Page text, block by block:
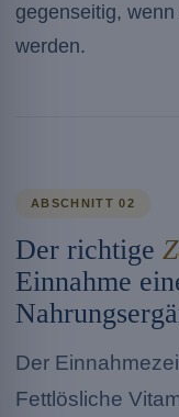
gegenseitig,
werden.
ABSCHNITT 02
Der richtige
Einnahme
Der
Fettlösliche